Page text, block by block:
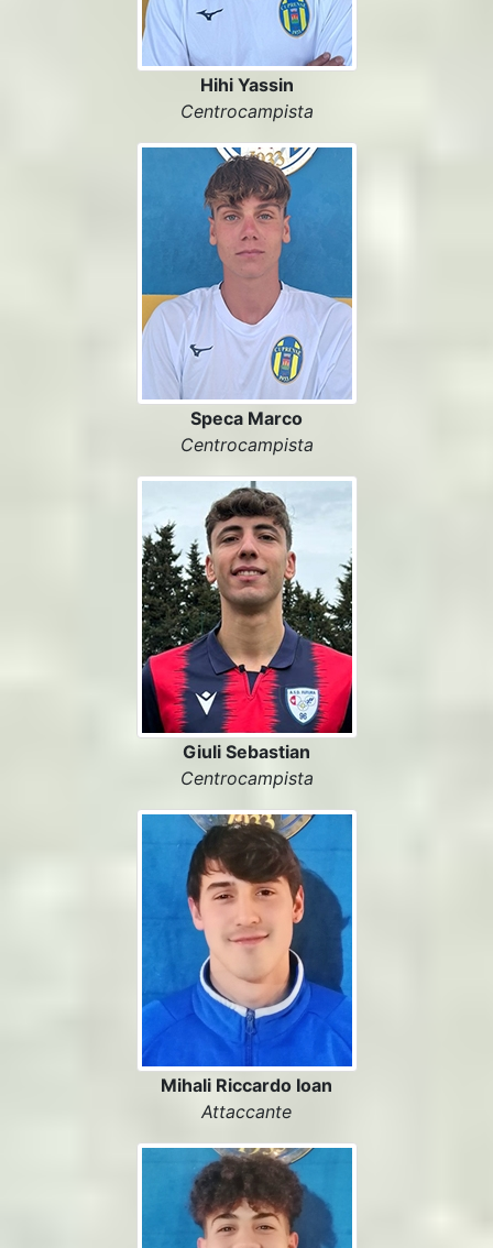
Hihi Yassin
Centrocampista
Speca Marco
Centrocampista
Giuli Sebastian
Centrocampista
Mihali Riccardo Ioan
Attaccante